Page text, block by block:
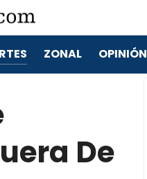
ZONAL OPINIÓN
De